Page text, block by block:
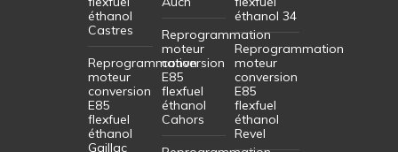
éthanol
Castres
Reprogrammation
moteur
conversion
E85
flexfuel
éthanol
Gaillac
Reprogrammation
moteur
conversion
E85
flexfuel
éthanol
Cahors
éthanol 34
Reprogrammation
moteur
conversion
E85
flexfuel
éthanol
Revel